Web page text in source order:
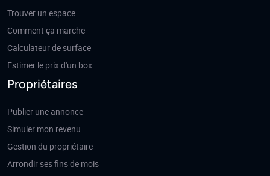
Trouver un espace
Comment ça marche
Calculateur de surface
Estimer le prix d'un box
Propriétaires
Publier une annonce
Simuler mon revenu
Gestion du propriétaire
Arrondir ses fins de mois